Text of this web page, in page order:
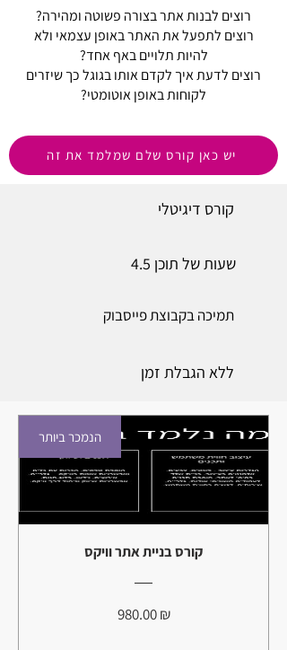
רוצים לבנות אתר בצורה פשוטה ומהירה?
רוצים לתפעל את האתר באופן עצמאי ולא
להיות תלויים באף אחד?
רוצים לדעת איך לקדם אותו בגוגל כך שיזרים
לקוחות באופן אוטומטי?
יש כאן קורס שלם שמלמד את זה
קורס דיגיטלי
4.5 שעות של תוכן
תמיכה בקבוצת פייסבוק
ללא הגבלת זמן
הנמכר ביותר
קורס בניית אתר וויקס
980.00 ₪מחיר